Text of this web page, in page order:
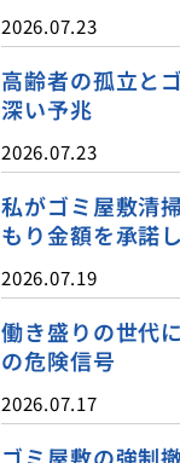
2026.07.23
高齢者の孤立と
深い予兆
2026.07.23
私がゴミ屋敷清
もり金額を承諾
2026.07.19
働き盛りの世代
の危険信号
2026.07.17